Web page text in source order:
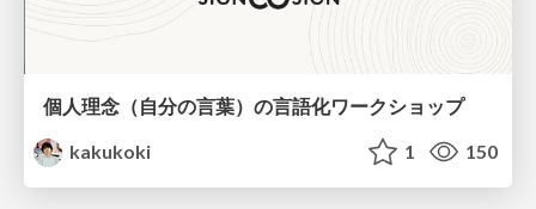
個人理念（自分の言葉）の言語化ワークショップ
kakukoki
1 150